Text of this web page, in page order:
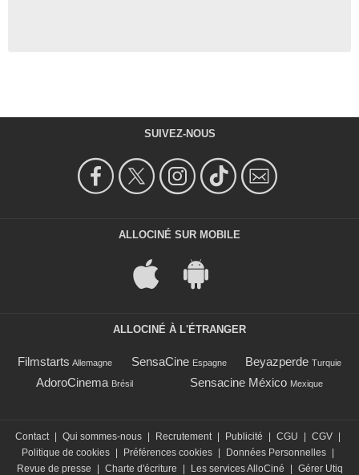
SUIVEZ-NOUS
ALLOCINÉ SUR MOBILE
ALLOCINÉ À L'ÉTRANGER
Filmstarts Allemagne SensaCine Espagne Beyazperde Turquie
AdoroCinema Brésil Sensacine México Mexique
Contact Qui sommes-nous Recrutement Publicité CGU CGV
Politique de cookies
Préférences cookies Données Personnelles
Revue de presse
Charte d'écriture Les services AlloCiné Gérer Utiq